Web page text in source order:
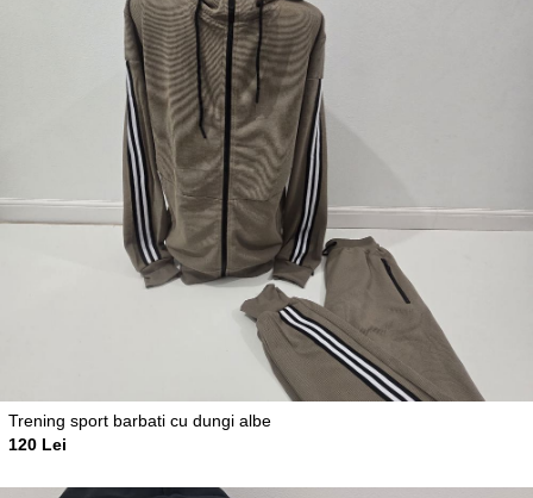
Trening sport barbati cu dungi albe
120 Lei